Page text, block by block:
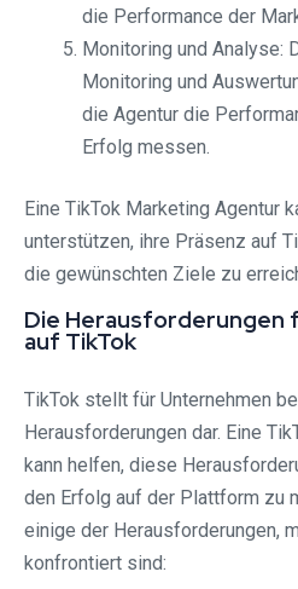
die Performance der
Monitoring und Analyse:
Monitoring und
die Agentur die
Erfolg messen.
Eine TikTok Marketing Agentur
unterstützen, ihre Präsenz auf
die gewünschten Ziele zu
Die Herausforderungen
auf TikTok
TikTok stellt für Unternehmen
Herausforderungen dar. Eine
kann helfen, diese
den Erfolg auf der Plattform zu
einige der Herausforderungen,
konfrontiert sind: